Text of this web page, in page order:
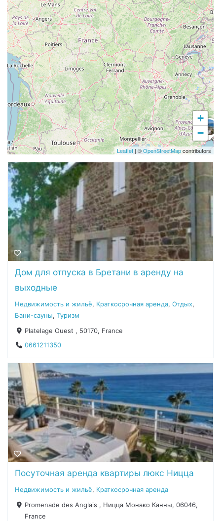
Дом для отпуска в Бретани в аренду на
выходные
Недвижимость и жильё, Краткосрочная аренда,Отдых,
Бани-сауны,Туризм
Platelage Ouest , 50170, France
0661211350
Посуточная аренда квартиры люкс Ницца
Недвижимость и жильё, Краткосрочная аренда
Promenade des Anglais , Ницца Монако Канны, 06046,
France
+
−
Leaflet | ©OpenStreetMapcontributors